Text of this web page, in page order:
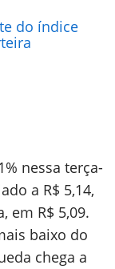
do índice
nessa terça-
a R$ 5,14,
em R$ 5,09.
baixo do
chega a